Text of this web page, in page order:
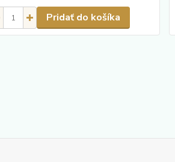
Pridať do košíka